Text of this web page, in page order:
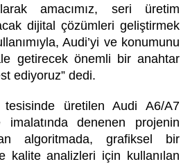
amacımız, seri üretim
dijital çözümleri geliştirmek
Audi’yi ve konumunu
getirecek önemli bir anahtar
ediyoruz” dedi.
tesisinde üretilen Audi A6/A7
imalatında denenen projenin
algoritmada, grafiksel bir
kalite analizleri için kullanılan